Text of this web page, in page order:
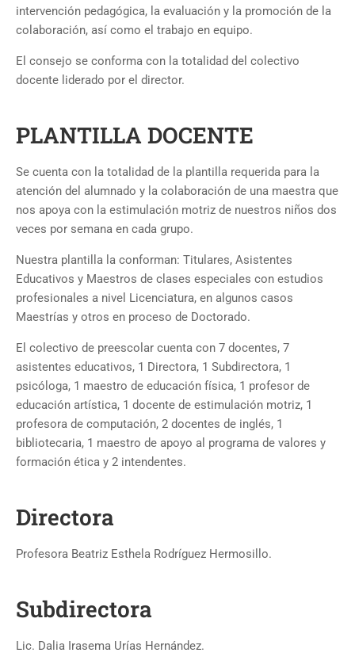
intervención pedagógica, la evaluación y la promoción de la
colaboración, así como el trabajo en equipo.
El consejo se conforma con la totalidad del colectivo
docente liderado por el director.
PLANTILLA DOCENTE
Se cuenta con la totalidad de la plantilla requerida para la
atención del alumnado y la colaboración de una maestra que
nos apoya con la estimulación motriz de nuestros niños dos
veces por semana en cada grupo.
Nuestra plantilla la conforman: Titulares, Asistentes
Educativos y Maestros de clases especiales con estudios
profesionales a nivel Licenciatura, en algunos casos
Maestrías y otros en proceso de Doctorado.
El colectivo de preescolar cuenta con 7 docentes, 7
asistentes educativos, 1 Directora, 1 Subdirectora, 1
psicóloga, 1 maestro de educación física, 1 profesor de
educación artística, 1 docente de estimulación motriz, 1
profesora de computación, 2 docentes de inglés, 1
bibliotecaria, 1 maestro de apoyo al programa de valores y
formación ética y 2 intendentes.
Directora
Profesora Beatriz Esthela Rodríguez Hermosillo.
Subdirectora
Lic. Dalia Irasema Urías Hernández.